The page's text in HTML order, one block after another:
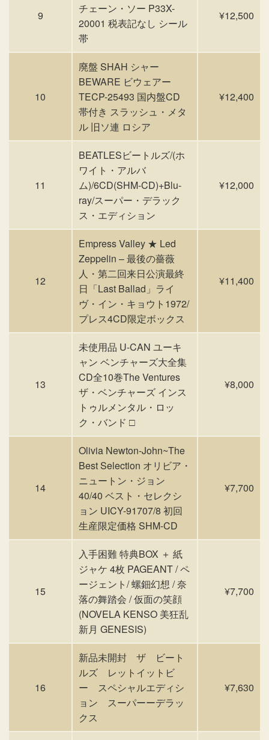
9
チェーン・ソー P33X-
20001 税表記なし シール
帯
¥12,500
10
廃盤 SHAH シャー
BEWARE ビウェアー
TECP-25493 国内盤CD
帯付き スラッシュ・メタ
ル 旧ソ連 ロシア
¥12,400
11
BEATLESビートルズ/(ホ
ワイト・アルバ
ム)/6CD(SHM-CD)+Blu-
ray/スーパー・デラック
ス・エディション
¥12,000
12
Empress Valley ★ Led
Zeppelin – 最後の薔薇
人・第二回来日公演最終
日「Last Ballad」ライ
ヴ・イン・キョウト1972/
プレス4CD限定ボックス
¥11,400
13
未使用品 U-CAN ユーキ
ャン ベンチャーズ大全集
CD全10巻The Ventures
ザ・ベンチャーズ インス
トゥルメンタル・ロッ
ク・バンド □
¥8,000
14
Olivia Newton-John~The
Best Selection オリビア・
ニュートン・ジョン
40/40 ベスト・セレクシ
ョン UICY-91707/8 初回
生産限定価格 SHM-CD
¥7,700
15
入手困難 特典BOX ＋ 紙
ジャケ 4枚 PAGEANT / ペ
ージェント/ 螺鈿幻想 / 奈
落の舞踏会 / 仮面の笑顔
(NOVELA KENSO 美狂乱
新月 GENESIS)
¥7,700
16
新品未開封 ザ ビート
ルズ レットイットビ
ー スペシャルエディシ
ョン スーパーーデラッ
クス
¥7,630